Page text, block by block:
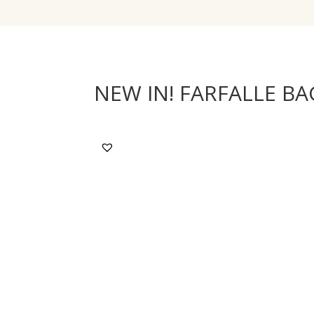
NEW IN! FARFALLE